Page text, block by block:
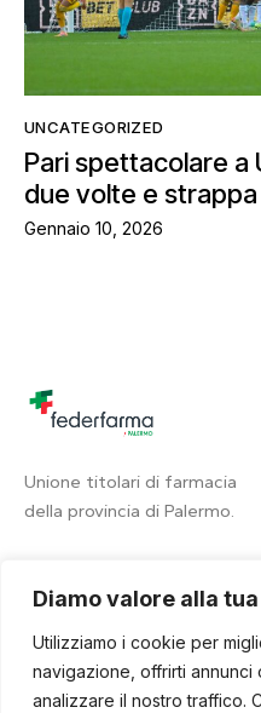
Diamo valore alla
Utilizziamo i cookie per
navigazione, offrirti
analizzare il nostro traffico.
UNCATEGORIZED
Pari spettacolare a
due volte e strappa
Gennaio 10, 2026
Unione titolari di farmacia
della provincia di Palermo.